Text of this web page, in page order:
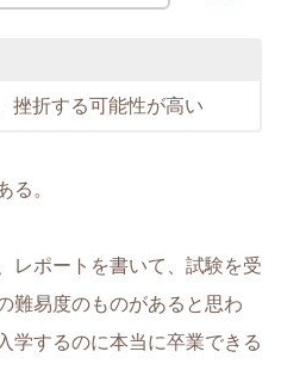
挫折する可能性が高い
る。
レポートを書いて、試験を受
難易度のものがあると思わ
学するのに本当に卒業できる